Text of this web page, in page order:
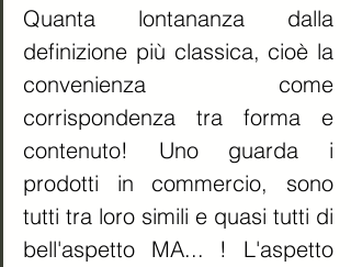
Quanta lontananza dalla
definizione più classica, cioè la
convenienza come
corrispondenza tra forma e
contenuto! Uno guarda i
prodotti in commercio, sono
tutti tra loro simili e quasi tutti di
bell'aspetto MA... ! L'aspetto